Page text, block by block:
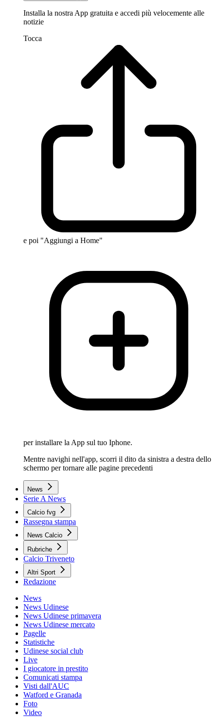
Installa la nostra App gratuita e accedi più velocemente alle
notizie
Tocca
e poi "Aggiungi a Home"
per installare la App sul tuo Iphone.
Mentre navighi nell'app, scorri il dito da sinistra a destra dello
schermo per tornare alle pagine precedenti
News
Serie A News
Calcio fvg
Rassegna stampa
News Calcio
Rubriche
Calcio Triveneto
Altri Sport
Redazione
News
News Udinese
News Udinese primavera
News Udinese mercato
Pagelle
Statistiche
Udinese social club
Live
I giocatore in prestito
Comunicati stampa
Visti dall'AUC
Watford e Granada
Foto
Video